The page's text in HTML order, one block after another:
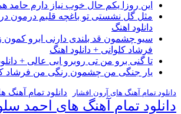
این روزا یکم حال خوب نیاز دارم حامد
مثل گل نشستی تو باغچه قلبم درمون
دانلود اهنگ
سیو چشمون قد بلندی دارنی ابرو
فرشاد کلوانی + دانلود اهنگ
تا گنی برو من تی روبرو ابی عالی +
یار جنگی من چشمون رنگی من فرشاد
دانلود تمام آهنگ های آرون افشار دانلود تمام
دانلود تمام آهنگ های احمد